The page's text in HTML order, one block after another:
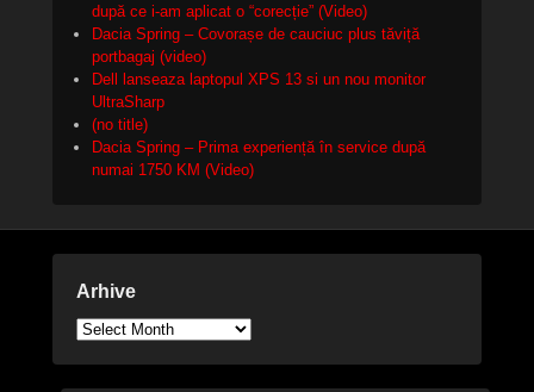
după ce i-am aplicat o “corecție” (Video)
Dacia Spring – Covorașe de cauciuc plus tăviță
portbagaj (video)
Dell lanseaza laptopul XPS 13 si un nou monitor
UltraSharp
(no title)
Dacia Spring – Prima experiență în service după
numai 1750 KM (Video)
Arhive
Arhive